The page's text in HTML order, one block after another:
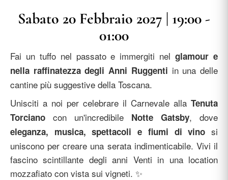
Sabato 20 Febbraio 2027 | 19:00 -
01:00
Fai un tuffo nel passato e immergiti nelglamour e
nella raffinatezza degli Anni Ruggenti in una delle
cantine più suggestive della Toscana.
Unisciti a noi per celebrare il Carnevale alla Tenuta
Torciano con un'incredibile Notte Gatsby, dove
eleganza, musica, spettacoli e fiumi di vino si
uniscono per creare una serata indimenticabile. Vivi il
fascino scintillante degli anni Venti in una location
mozzafiato con vista sui vigneti. ✨